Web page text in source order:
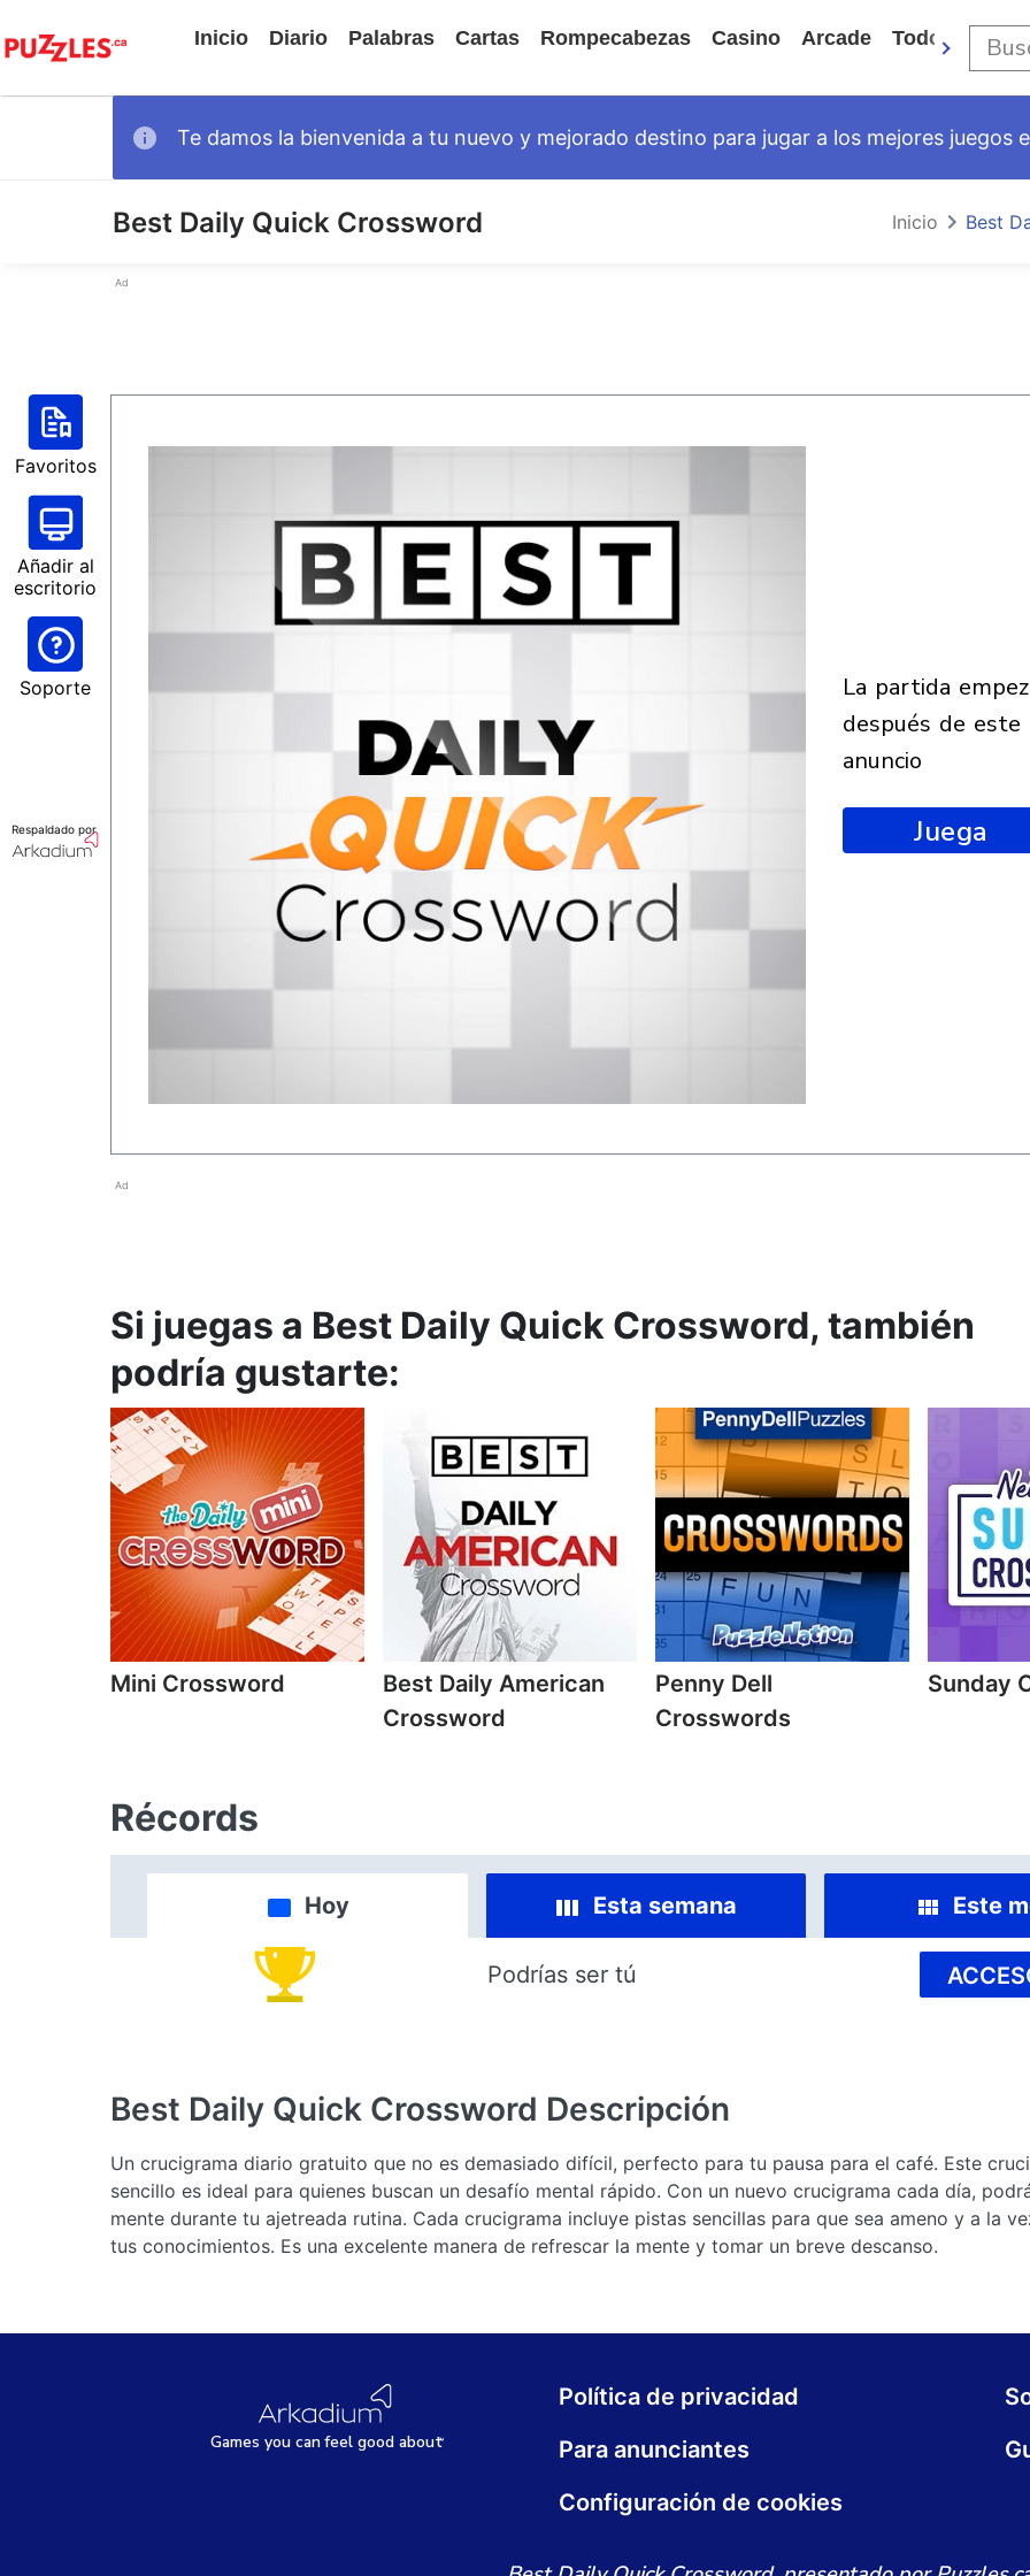
Inicio Diario Palabras Cartas Rompecabezas Casino Arcade Todos Los
Te damos la bienvenida a tu nuevo y mejorado destino para jugar a los mejores juegos
Best Daily Quick Crossword Inicio Best
Ad
Favoritos
Añadir al
escritorio
Soporte
Respaldado por
la partida empezará
después de este
anuncio
Juega
Ad
Si juegas a Best Daily Quick Crossword, también
podría gustarte:
Mini Crossword
Best Daily American
Crossword
Penny Dell
Crosswords
Sunday
Récords
Hoy Esta semana Este
Podrías ser tú
Best Daily Quick Crossword Descripción
Un crucigrama diario gratuito que no es demasiado difícil, perfecto para tu pausa para el café. Este
sencillo es ideal para quienes buscan un desafío mental rápido. Con un nuevo crucigrama cada día,
mente durante tu ajetreada rutina. Cada crucigrama incluye pistas sencillas para que sea ameno y a la
tus conocimientos. Es una excelente manera de refrescar la mente y tomar un breve descanso.
Games you canfeel good about
Política de privacidad
Para anunciantes
Configuración de cookies